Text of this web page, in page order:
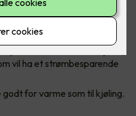
™ er utviklet for vårt
alle våre fire årstider.
vil ha et strømbesparende
for varme som til kjøling.